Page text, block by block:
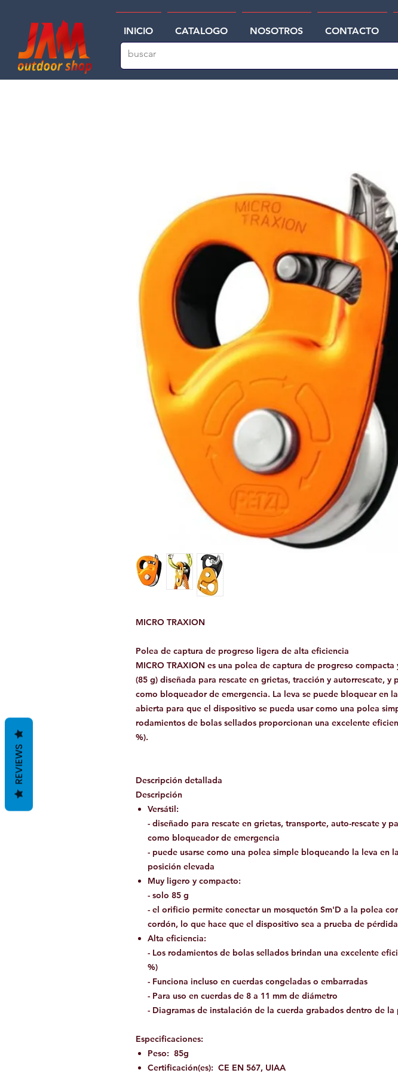
INICIO CATALOGO NOSOTROS CONTACTO
MICRO TRAXION
Polea de captura de progreso ligera de alta eficiencia
MICRO TRAXION es una polea de captura de progreso compacta
(85 g) diseñada para rescate en grietas, tracción y autorrescate, y
como bloqueador de emergencia. La leva se puede bloquear en
abierta para que el dispositivo se pueda usar como una polea
rodamientos de bolas sellados proporcionan una excelente
%).
Descripción detallada
Descripción
Versátil:
- diseñado para rescate en grietas, transporte, auto-rescate y
como bloqueador de emergencia
- puede usarse como una polea simple bloqueando la leva en la
posición elevada
Muy ligero y compacto:
- solo 85 g
- el orificio permite conectar un mosquetón Sm'D a la polea
cordón, lo que hace que el dispositivo sea a prueba de
Alta eficiencia:
- Los rodamientos de bolas sellados brindan una excelente
%)
- Funciona incluso en cuerdas congeladas o embarradas
- Para uso en cuerdas de 8 a 11 mm de diámetro
- Diagramas de instalación de la cuerda grabados dentro de la
Especificaciones:
Peso: 85g
Certificación(es): CE EN 567, UIAA
REVIEWS